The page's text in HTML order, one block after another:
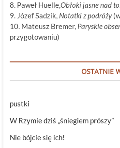
8. Paweł Huelle,Obłoki jasne nad
9. Józef Sadzik, Notatki z podróży
10. Mateusz Bremer, Paryskie
przygotowaniu)
OSTATNIE
pustki
W Rzymie dziś „śniegiem prószy”
Nie bójcie się ich!